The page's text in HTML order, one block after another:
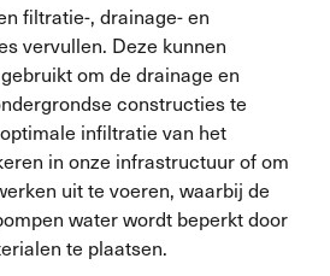
filtratie-, drainage- en
vervullen. Deze kunnen
om de drainage en
constructies te
infiltratie van het
in onze infrastructuur of om
uit te voeren, waarbij de
water wordt beperkt door
te plaatsen.